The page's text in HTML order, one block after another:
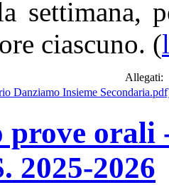
settimana,
ciascuno. (
Allegati:
prove orali
2025-2026